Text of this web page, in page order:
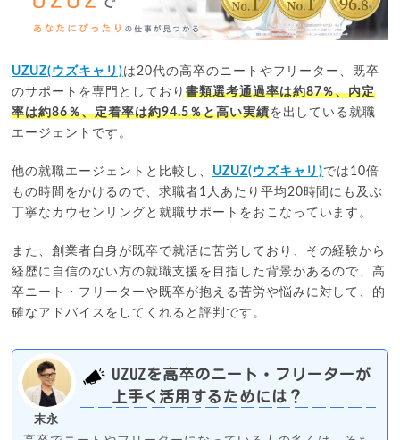
UZUZ(ウズキャリ)は20代の高卒のニートやフリーター、既卒
のサポートを専門としており 書類選考通過率は約87％、内定
率は約86％、定着率は約94.5％と高い実績を出している就職
エージェントです。
他の就職エージェントと比較し、 UZUZ(ウズキャリ)では10倍
もの時間をかけるので、求職者1人あたり平均20時間にも及ぶ
丁寧なカウセンリングと就職サポートをおこなっています。
また、創業者自身が既卒で就活に苦労しており、その経験から
経歴に自信のない方の就職支援を目指した背景があるので、高
卒ニート・フリーターや既卒が抱える苦労や悩みに対して、的
確なアドバイスをしてくれると評判です。
末永
UZUZを高卒のニート・フリーターが
上手く活用するためには？